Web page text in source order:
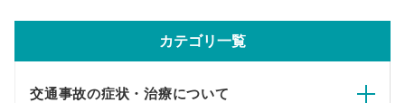
カテゴリ一覧
交通事故の症状・治療について